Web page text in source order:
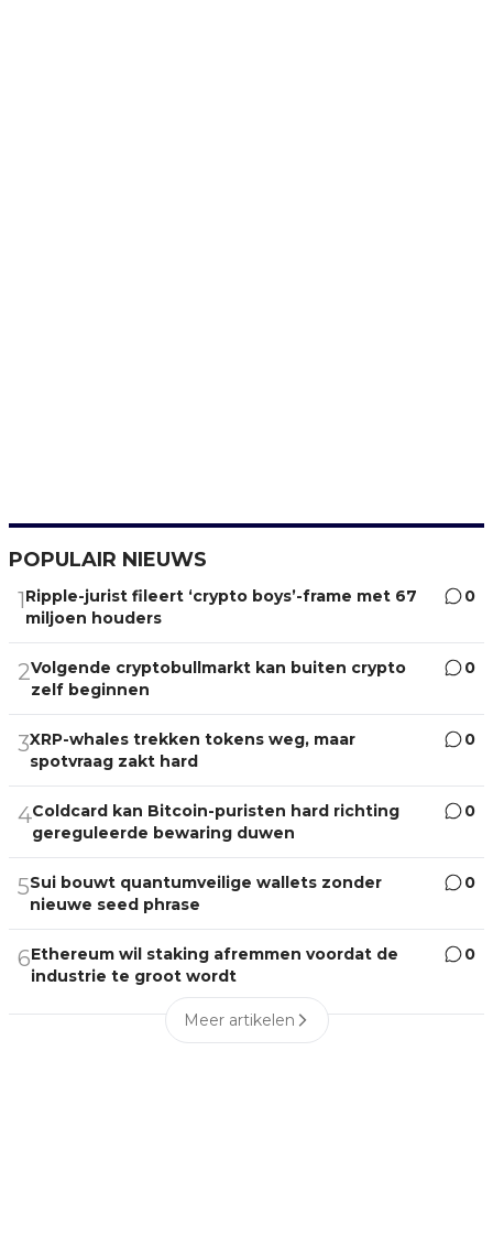
POPULAIR NIEUWS
1Ripple-jurist fileert ‘crypto boys’-frame met 67
miljoen houders
0
2Volgende cryptobullmarkt kan buiten crypto
zelf beginnen
0
3XRP-whales trekken tokens weg, maar
spotvraag zakt hard
0
4Coldcard kan Bitcoin-puristen hard richting
gereguleerde bewaring duwen
0
5Sui bouwt quantumveilige wallets zonder
nieuwe seed phrase
0
6Ethereum wil staking afremmen voordat de
industrie te groot wordt
0
Meer artikelen